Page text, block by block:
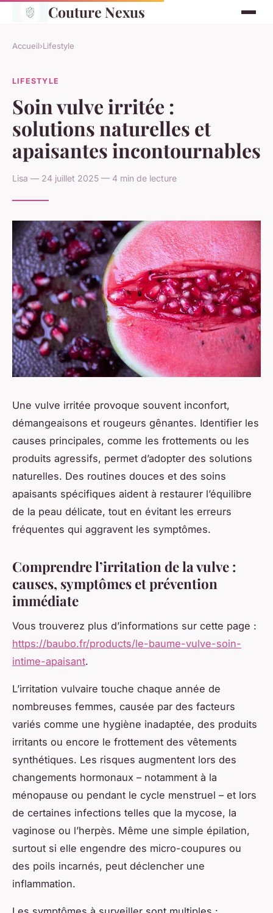
Couture Nexus
Accueil›Lifestyle
LIFESTYLE
Soin vulve irritée :
solutions naturelles et
apaisantes incontournables
Lisa — 24 juillet 2025 — 4 min de lecture
Une vulve irritée provoque souvent inconfort,
démangeaisons et rougeurs gênantes. Identifier les
causes principales, comme les frottements ou les
produits agressifs, permet d’adopter des solutions
naturelles. Des routines douces et des soins
apaisants spécifiques aident à restaurer l’équilibre
de la peau délicate, tout en évitant les erreurs
fréquentes qui aggravent les symptômes.
Comprendre l’irritation de la vulve :
causes, symptômes et prévention
immédiate
Vous trouverez plus d’informations sur cette page :
https://baubo.fr/products/le-baume-vulve-soin-
intime-apaisant.
L’irritation vulvaire touche chaque année de
nombreuses femmes, causée par des facteurs
variés comme une hygiène inadaptée, des produits
irritants ou encore le frottement des vêtements
synthétiques. Les risques augmentent lors des
changements hormonaux – notamment à la
ménopause ou pendant le cycle menstruel – et lors
de certaines infections telles que la mycose, la
vaginose ou l’herpès. Même une simple épilation,
surtout si elle engendre des micro-coupures ou
des poils incarnés, peut déclencher une
inflammation.